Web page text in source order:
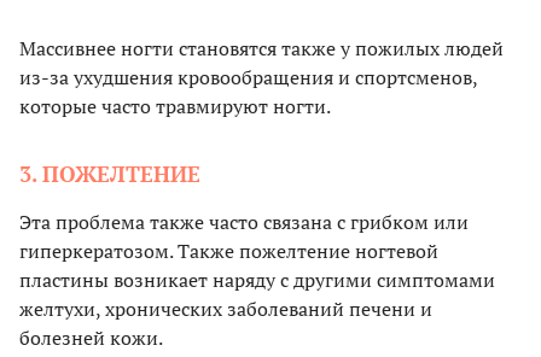
Массивнее ногти становятся также у пожилых людей
из-за ухудшения кровообращения и спортсменов,
которые часто травмируют ногти.
3. ПОЖЕЛТЕНИЕ
Эта проблема также часто связана с грибком или
гиперкератозом. Также пожелтение ногтевой
пластины возникает наряду с другими симптомами
желтухи, хронических заболеваний печени и
болезней кожи.